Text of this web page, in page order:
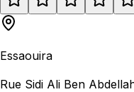
Essaouira
Rue Sidi Ali Ben